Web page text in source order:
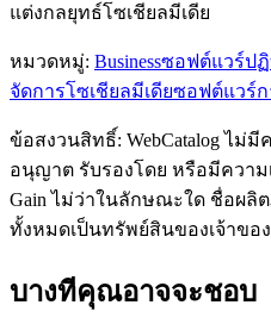
แต่งกลยุทธ์โซเชียลมีเดีย
หมวดหมู่: Businessซอฟต์แวร์ป
จัดการโซเชียลมีเดียซอฟต์แวร์ก
ข้อสงวนสิทธิ์: WebCatalog ไม่มี
อนุญาต รับรองโดย หรือมีความ
Gain ไม่ว่าในลักษณะใด ชื่อผ
ทั้งหมดเป็นทรัพย์สินของเจ้าขอ
บางทีคุณอาจจะชอบ